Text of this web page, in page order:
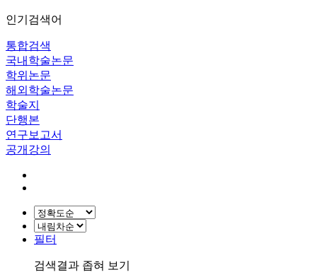
인기검색어
통합검색
국내학술논문
학위논문
해외학술논문
학술지
단행본
연구보고서
공개강의
필터
검색결과 좁혀 보기